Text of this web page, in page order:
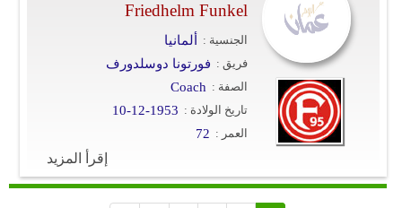
Friedhelm Funkel
الجنسية : ألمانيا
فريق : فورتونا دوسلدورف
الصفة : Coach
تاريخ الولادة : 10-12-1953
العمر : 72
إقرأ المزيد